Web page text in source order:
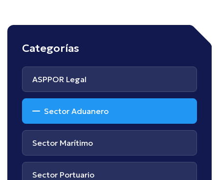
Categorías
ASPPOR Legal
Sector Aduanero
Sector Marítimo
Sector Portuario